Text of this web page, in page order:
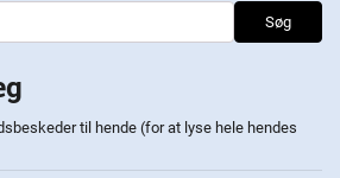
Søg
til hende (for at lyse hele hendes